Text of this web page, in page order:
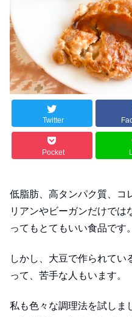
Twitter
Pocket
低脂肪、高タンパク質、コ
リアンやビーガンだけでは
ってもとてもいい食品です。
しかし、大豆で作られてい
って、苦手な人もいます。
私も色々な調理法を試しま